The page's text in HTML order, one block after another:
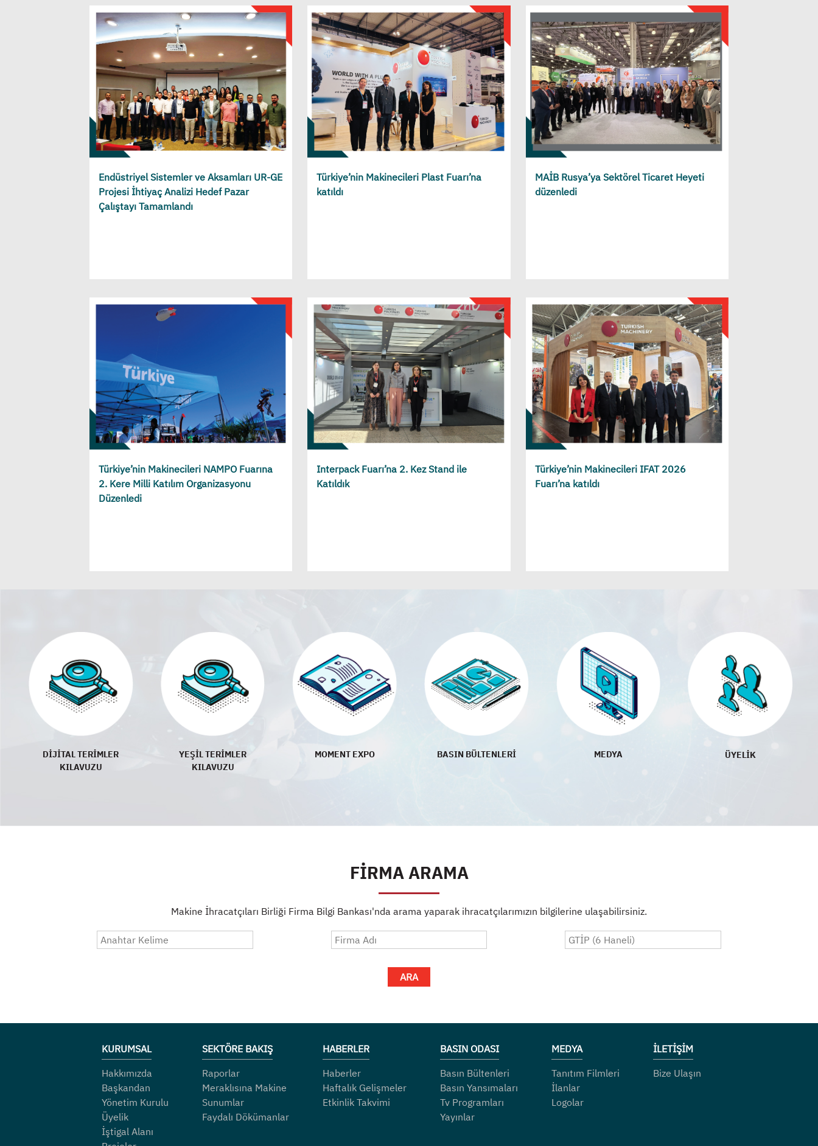
Endüstriyel Sistemler ve Aksamları UR-GE
Projesi İhtiyaç Analizi Hedef Pazar
Çalıştayı Tamamlandı
Türkiye’nin Makinecileri Plast Fuarı’na
katıldı
MAİB Rusya’ya Sektörel Ticaret Heyeti
düzenledi
Türkiye’nin Makinecileri NAMPO Fuarına
2. Kere Milli Katılım Organizasyonu
Düzenledi
Interpack Fuarı’na 2. Kez Stand ile
Katıldık
Türkiye’nin Makinecileri IFAT 2026
Fuarı’na katıldı
DİJİTAL TERİMLER
KILAVUZU
YEŞİL TERİMLER
KILAVUZU
MOMENT EXPO BASIN BÜLTENLERİ MEDYA ÜYELİK
FİRMA ARAMA
Makine İhracatçıları Birliği Firma Bilgi Bankası'nda arama yaparak ihracatçılarımızın bilgilerine ulaşabilirsiniz.
ARA
KURUMSAL
Hakkımızda
Başkandan
Yönetim Kurulu
Üyelik
İştigal Alanı
SEKTÖRE BAKIŞ
Raporlar
Meraklısına Makine
Sunumlar
Faydalı Dökümanlar
HABERLER
Haberler
Haftalık Gelişmeler
Etkinlik Takvimi
BASIN ODASI
Basın Bültenleri
Basın Yansımaları
Tv Programları
Yayınlar
MEDYA
Tanıtım Filmleri
İlanlar
Logolar
İLETİŞİM
Bize Ulaşın